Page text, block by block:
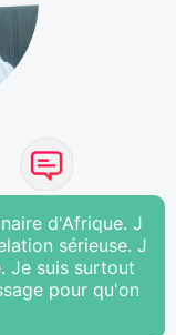
d'Afrique. J
sérieuse. J
Je suis surtout
pour qu'on